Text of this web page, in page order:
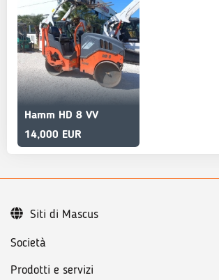
Hamm HD 8 VV
14,000 EUR
Società
Prodotti e servizi
Siti di Mascus